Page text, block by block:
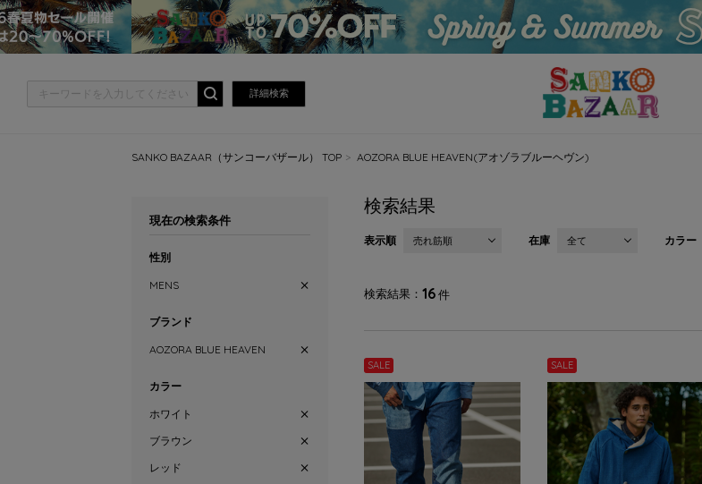
詳細検索
SANKO BAZAAR（サンコーバザール） TOP AOZORA BLUE HEAVEN(アオゾラブルーヘヴン)
検索結果
表示順 売れ筋順 在庫 全て カラー
検索結果 16件
SALE SALE
現在の検索条件
性別
MENS
ブランド
AOZORA BLUE HEAVEN
カラー
ホワイト
ブラウン
レッド